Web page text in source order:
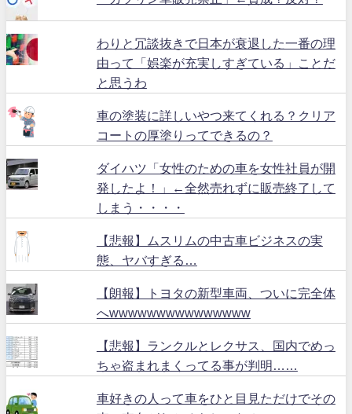
わりと冗談抜きで日本が衰退した一番の理
由って「娯楽が充実しすぎている」ことだ
と思うわ
車の塗装に詳しいやつ来てくれる？クリア
コートの厚塗りってできるの？
ダイハツ「女性のための車を女性社員が開
発したよ！」←全然売れずに販売終了して
しまう・・・・
【悲報】ムスリムの中古車ビジネスの実
態、ヤバすぎる…
【朗報】トヨタの新型車両、ついに完全体
へwwwwwwwwwwwwwww
【悲報】ランクルとレクサス、国内でめっ
ちゃ盗まれまくってる事が判明……
車好きの人って車をひと目見ただけでその